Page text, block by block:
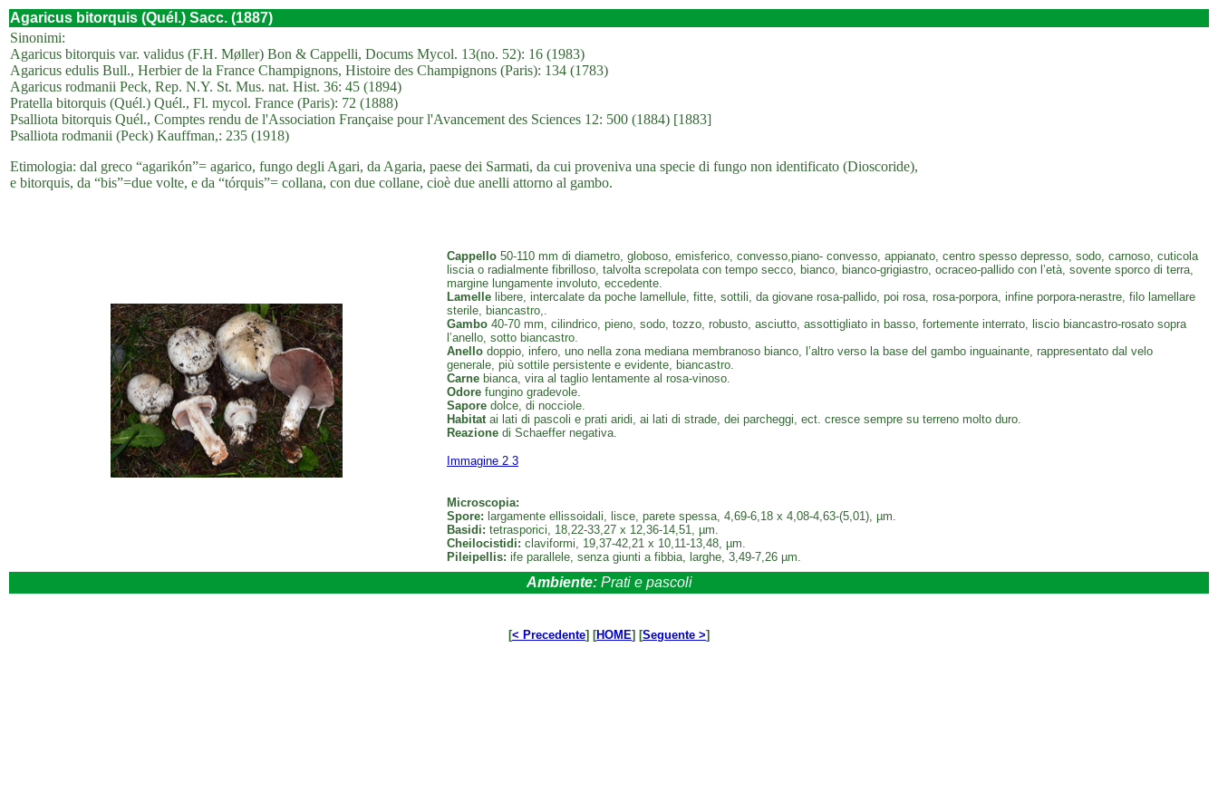
Agaricus bitorquis (Quél.) Sacc. (1887)
Sinonimi:
Agaricus bitorquis var. validus (F.H. Møller) Bon & Cappelli, Docums Mycol. 13(no. 52): 16 (1983)
Agaricus edulis Bull., Herbier de la France Champignons, Histoire des Champignons (Paris): 134 (1783)
Agaricus rodmanii Peck, Rep. N.Y. St. Mus. nat. Hist. 36: 45 (1894)
Pratella bitorquis (Quél.) Quél., Fl. mycol. France (Paris): 72 (1888)
Psalliota bitorquis Quél., Comptes rendu de l'Association Française pour l'Avancement des Sciences 12: 500 (1884) [1883]
Psalliota rodmanii (Peck) Kauffman,: 235 (1918)
Etimologia: dal greco “agarikón”= agarico, fungo degli Agari, da Agaria, paese dei Sarmati, da cui proveniva una specie di fungo non identificato (Dioscoride),
e bitorquis, da “bis”=due volte, e da “tórquis”= collana, con due collane, cioè due anelli attorno al gambo.
Cappello 50-110 mm di diametro, globoso, emisferico, convesso,piano- convesso, appianato, centro spesso depresso, sodo, carnoso, cuticola
liscia o radialmente fibrilloso, talvolta screpolata con tempo secco, bianco, bianco-grigiastro, ocraceo-pallido con l’età, sovente sporco di terra,
margine lungamente involuto, eccedente.
Lamelle libere, intercalate da poche lamellule, fitte, sottili, da giovane rosa-pallido, poi rosa, rosa-porpora, infine porpora-nerastre, filo lamellare
sterile, biancastro,.
Gambo 40-70 mm, cilindrico, pieno, sodo, tozzo, robusto, asciutto, assottigliato in basso, fortemente interrato, liscio biancastro-rosato sopra
l’anello, sotto biancastro.
Anello doppio, infero, uno nella zona mediana membranoso bianco, l’altro verso la base del gambo inguainante, rappresentato dal velo
generale, più sottile persistente e evidente, biancastro.
Carne bianca, vira al taglio lentamente al rosa-vinoso.
Odore fungino gradevole.
Sapore dolce, di nocciole.
Habitatai lati di pascoli e prati aridi, ai lati di strade, dei parcheggi, ect. cresce sempre su terreno molto duro.
Reazione di Schaeffer negativa.
Immagine 2 3
Microscopia:
Spore: largamente ellissoidali, lisce, parete spessa, 4,69-6,18 x 4,08-4,63-(5,01), µm.
Basidi: tetrasporici, 18,22-33,27 x 12,36-14,51, µm.
Cheilocistidi: claviformi, 19,37-42,21 x 10,11-13,48, µm.
Pileipellis: ife parallele, senza giunti a fibbia, larghe, 3,49-7,26 µm.
Ambiente: Prati e pascoli
[< Precedente] [HOME] [Seguente >]